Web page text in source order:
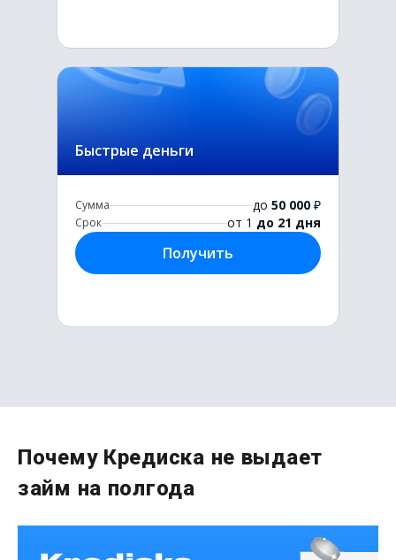
Быстрые деньги
Сумма до 50 000 ₽
Срок от 1 до 21 дня
Получить
Сумма
Получить
Почему Кредиска не выдает
займ на полгода